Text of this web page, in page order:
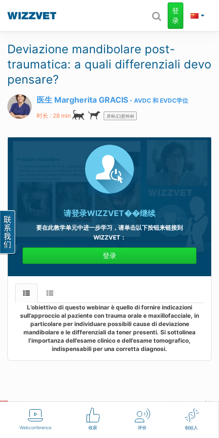
Webconference 收获 评价 创始人
登
录
Deviazione mandibolare post-
traumatica: a quali differenziali devo
pensare?
医生 Margherita GRACIS AVDC 和 EVDC学位
时长 : 28 min 牙科/口腔外科
请登录WIZZVET��继续
要在此教学单元中进一步学习，请单击以下按钮来链接到
WIZZVET：
登录
L’obiettivo di questo webinar è quello di fornire indicazioni
sull’approccio al paziente con trauma orale e maxillofacciale, in
particolare per individuare possibili cause di deviazione
mandibolare e le differenziali da tener presenti. Si sottolinea
l’importanza dell’esame clinico e dell’esame tomografico,
indispensabili per una corretta diagnosi.
汉语 使用条款 联系我们